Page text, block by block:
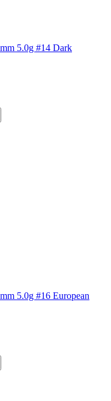
5.0g #14 Dark
5.0g #16 European